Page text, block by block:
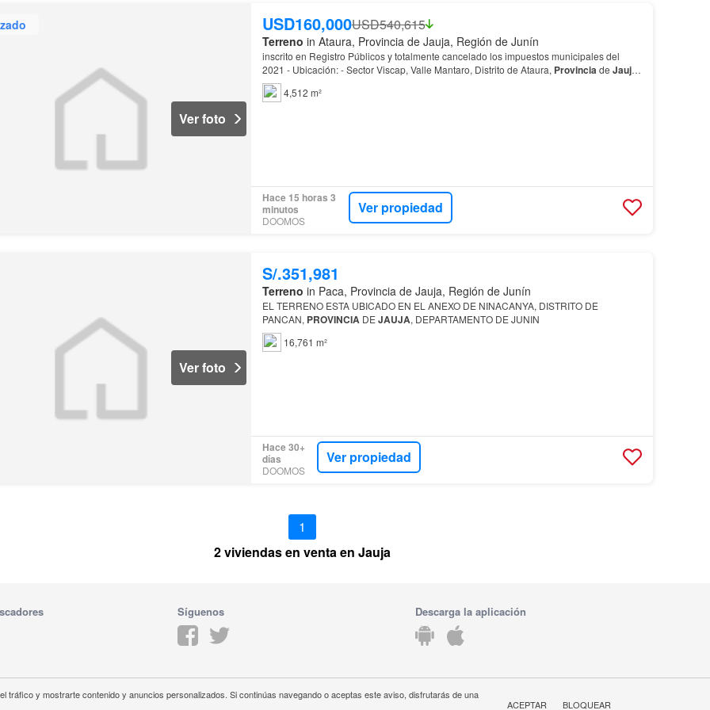
tráfico y mostrarte contenido y anuncios personalizados. Si continúas navegando o aceptas este aviso, disfrutarás de una
ACEPTAR BLOQUEAR
Ver foto
USD160,000USD540,615
Terreno in Ataura, Provincia de Jauja, Región de Junín
inscrito en Registro Públicos y totalmente cancelado los impuestos municipales del
2021 - Ubicación: - Sector Viscap, Valle Mantaro, Distrito de Ataura, Provinciade Jauja,
Dpto…
4,512 m²
Hace 15 horas 3
minutos
DOOMOS
Ver propiedad
Ver foto
S/.351,981
Terreno in Paca, Provincia de Jauja, Región de Junín
EL TERRENO ESTA UBICADO EN EL ANEXO DE NINACANYA, DISTRITO DE
PANCAN, PROVINCIA DE JAUJA, DEPARTAMENTO DE JUNIN
16,761 m²
Hace 30+
días
DOOMOS
Ver propiedad
1
2 viviendas en venta en Jauja
Síguenos Descarga la aplicación